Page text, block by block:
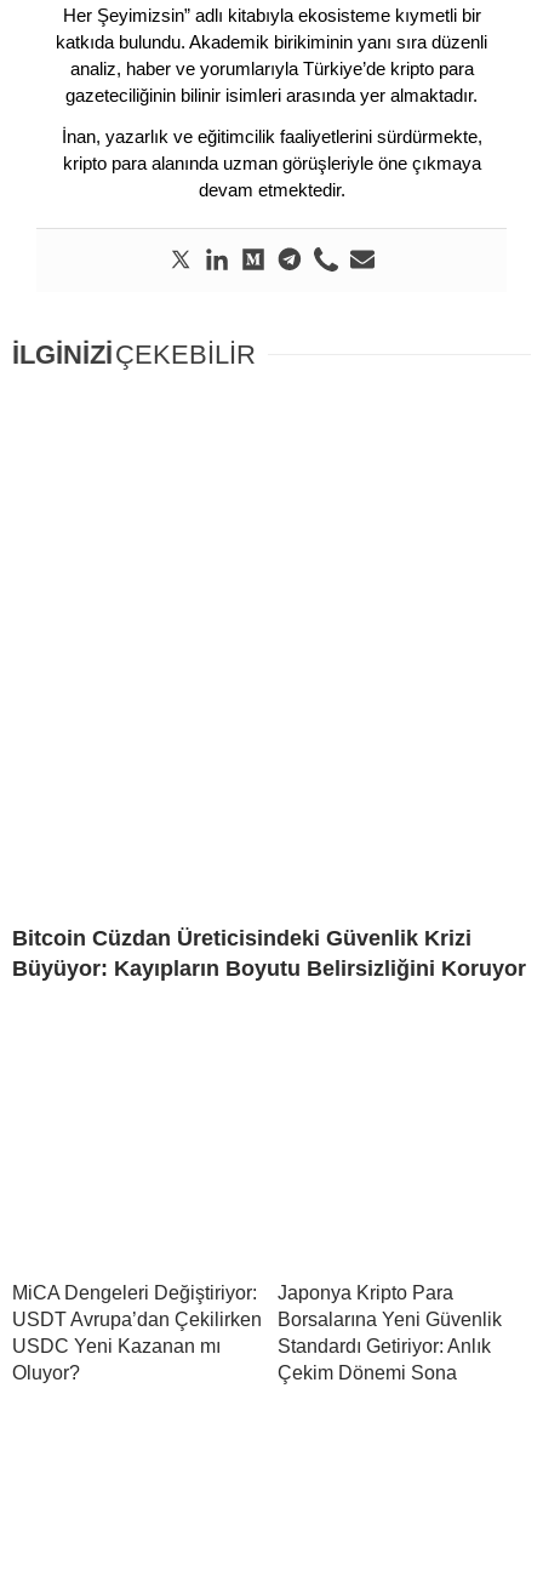
Her Şeyimizsin” adlı kitabıyla ekosisteme kıymetli bir
katkıda bulundu. Akademik birikiminin yanı sıra düzenli
analiz, haber ve yorumlarıyla Türkiye’de kripto para
gazeteciliğinin bilinir isimleri arasında yer almaktadır.
İnan, yazarlık ve eğitimcilik faaliyetlerini sürdürmekte,
kripto para alanında uzman görüşleriyle öne çıkmaya
devam etmektedir.
İLGİNİZİÇEKEBİLİR
Bitcoin Cüzdan Üreticisindeki Güvenlik Krizi
Büyüyor: Kayıpların Boyutu Belirsizliğini Koruyor
MiCA Dengeleri Değiştiriyor:
USDT Avrupa’dan Çekilirken
USDC Yeni Kazanan mı
Oluyor?
Japonya Kripto Para
Borsalarına Yeni Güvenlik
Standardı Getiriyor: Anlık
Çekim Dönemi Sona